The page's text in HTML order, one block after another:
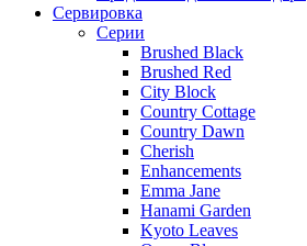
Сервировка
Серии
Brushed Black
Brushed Red
City Block
Country Cottage
Country Dawn
Cherish
Enhancements
Emma Jane
Hanami Garden
Kyoto Leaves